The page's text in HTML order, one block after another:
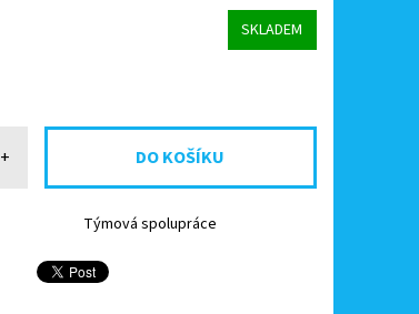
SKLADEM
+
Týmová spolupráce